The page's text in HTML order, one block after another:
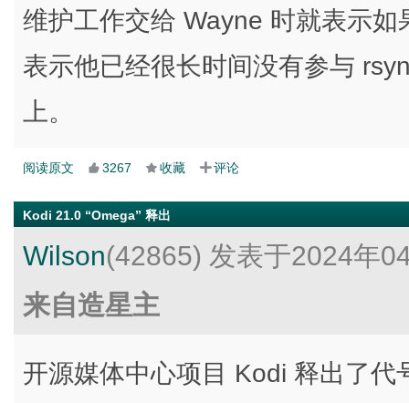
维护工作交给 Wayne 时就表示
表示他已经很长时间没有参与
上。
阅读原文 3267 收藏 评论
Kodi 21.0 “Omega” 释出
Wilson(42865) 发表于2024年
来自造星主
开源媒体中心项目 Kodi 释出了